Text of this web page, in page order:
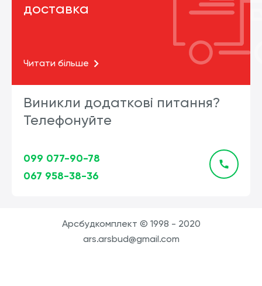
доставка
Читати більше
Виникли додаткові питання?
Телефонуйте
099 077-90-78
067 958-38-36
ars.arsbud@gmail.com
Арсбудкомплект © 1998 - 2020